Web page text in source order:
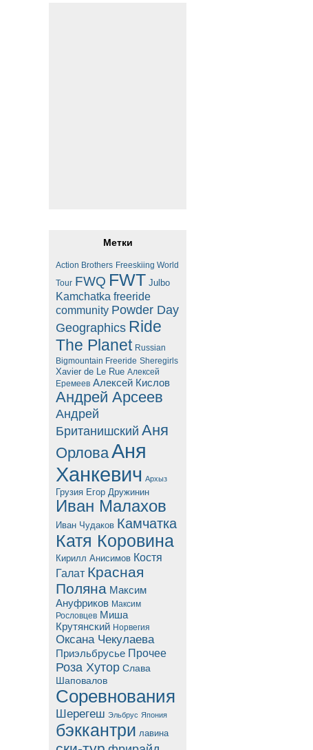
Метки
Action Brothers Freeskiing World
Tour FWQ FWT Julbo
Kamchatka freeride
community Powder Day
Geographics Ride
The Planet Russian
Bigmountain Freeride Sheregirls
Xavier de Le Rue Алексей
Еремеев Алексей Кислов
Андрей Арсеев
Андрей
Британишский Аня
ОрловаАня
Ханкевич Архыз
Грузия Егор Дружинин
Иван Малахов
Иван Чудаков Камчатка
Катя Коровина
Кирилл Анисимов Костя
Галат Красная
Поляна Максим
Ануфриков Максим
Рословцев Миша
Крутянский Норвегия
Оксана Чекулаева
Приэльбрусье Прочее
Роза Хутор Слава
Шаповалов
Соревнования
Шерегеш Эльбрус Япония
бэккантри лавина